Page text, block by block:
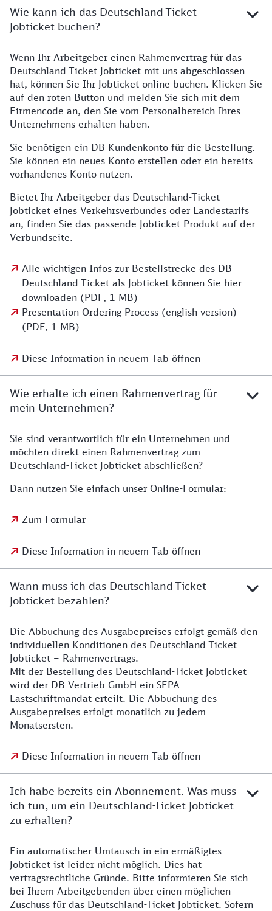
Wie kann ich das Deutschland-Ticket
Jobticket buchen?
Wenn Ihr Arbeitgeber einen Rahmenvertrag für das
Deutschland-Ticket Jobticket mit uns abgeschlossen
hat, können Sie Ihr Jobticket online buchen. Klicken Sie
auf den roten Button und melden Sie sich mit dem
Firmencode an, den Sie vom Personalbereich Ihres
Unternehmens erhalten haben.
Sie benötigen ein DB Kundenkonto für die Bestellung.
Sie können ein neues Konto erstellen oder ein bereits
vorhandenes Konto nutzen.
Bietet Ihr Arbeitgeber das Deutschland-Ticket
Jobticket eines Verkehrsverbundes oder Landestarifs
an, finden Sie das passende Jobticket-Produkt auf der
Verbundseite.
Alle wichtigen Infos zur Bestellstrecke des DB
Deutschland-Ticket als Jobticket können Sie hier
downloaden (PDF, 1 MB)
Presentation Ordering Process (english version)
(PDF, 1 MB)
Diese Information in neuem Tab öffnen
Wie erhalte ich einen Rahmenvertrag für
mein Unternehmen?
Sie sind verantwortlich für ein Unternehmen und
möchten direkt einen Rahmenvertrag zum
Deutschland-Ticket Jobticket abschließen?
Dann nutzen Sie einfach unser Online-Formular:
Zum Formular
Diese Information in neuem Tab öffnen
Wann muss ich das Deutschland-Ticket
Jobticket bezahlen?
Die Abbuchung des Ausgabepreises erfolgt gemäß den
individuellen Konditionen des Deutschland-Ticket
Jobticket – Rahmenvertrags.
Mit der Bestellung des Deutschland-Ticket Jobticket
wird der DB Vertrieb GmbH ein SEPA-
Lastschriftmandat erteilt. Die Abbuchung des
Ausgabepreises erfolgt monatlich zu jedem
Monatsersten.
Diese Information in neuem Tab öffnen
Ich habe bereits ein Abonnement. Was muss
ich tun, um ein Deutschland-Ticket Jobticket
zu erhalten?
Ein automatischer Umtausch in ein ermäßigtes
Jobticket ist leider nicht möglich. Dies hat
vertragsrechtliche Gründe. Bitte informieren Sie sich
bei Ihrem Arbeitgebenden über einen möglichen
Zuschuss für das Deutschland-Ticket Jobticket. Sofern